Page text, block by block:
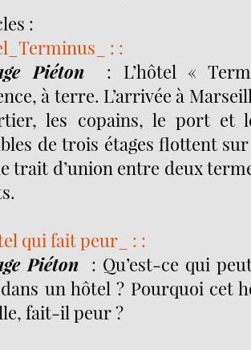
:
: :
Piéton
: L’hôtel «
à terre. L’arrivée à
les copains, le port et
de trois étages flottent sur
trait d’union entre deux
qui fait peur_ : :
Piéton : Qu’est-ce qui
un hôtel ? Pourquoi cet
fait-il peur ?